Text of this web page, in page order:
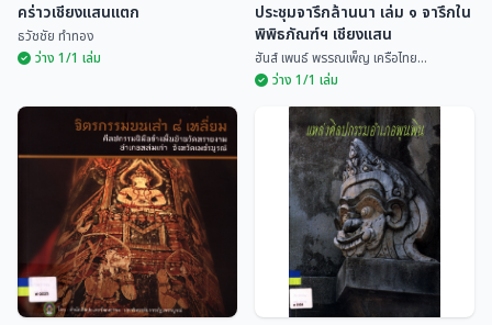
คร่าวเชียงแสนแตก
ธวัชชัย ทำทอง
คร่าวเชียงแสนแตก
ธวัชชัย ทำทอง
ว่าง 1/1 เล่ม
ประชุมจารึกล้านนา เล่ม ๑ จารึกใน
พิพิธภัณฑ์ฯ เชียงแสน
ฮันส์ เพนธ์ พรรณเพ็ญ...
ประชุมจารึกล้านนา เล่ม ๑ จารึกใน
พิพิธภัณฑ์ฯ เชียงแสน
ฮันส์ เพนธ์ พรรณเพ็ญ เครือไทย...
ว่าง 1/1 เล่ม